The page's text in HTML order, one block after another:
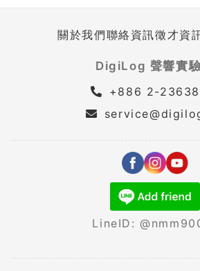
關於我們聯絡資訊徵才資
DigiLog 聲響實
+886 2-
LineID: